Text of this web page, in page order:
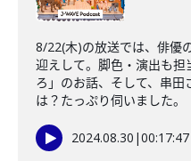
8/22(木)の放送では、俳優
迎えして。脚色・演出も
ろ」のお話、そして、串田
は？たっぷり伺いました。
2024.08.30 |00:17:47